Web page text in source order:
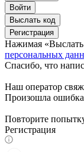
Войти
Выслать код
Регистрация
Нажимая «Выслать
персональных
Спасибо, что
Наш оператор
Произошла
Повторите
Регистрация